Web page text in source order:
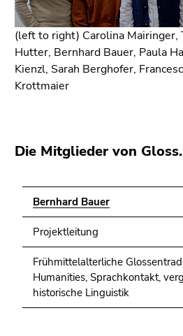
(left to right) Carolina Mairinger,
Hutter, Bernhard Bauer, Paula
Kienzl, Sarah Berghofer,
Krottmaier
Die Mitglieder von
Bernhard Bauer
Projektleitung
Frühmittelalterliche
Humanities, Sprachkontakt,
historische Linguistik